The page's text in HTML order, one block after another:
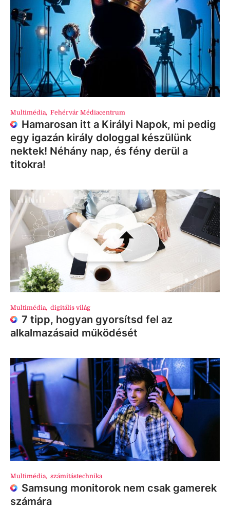
Multimédia, Fehérvár Médiacentrum
Hamarosan itt a Királyi Napok, mi pedig
egy igazán király dologgal készülünk
nektek! Néhány nap, és fény derül a
titokra!
Multimédia, digitális világ
7 tipp, hogyan gyorsítsd fel az
alkalmazásaid működését
Multimédia, számítástechnika
Samsung monitorok nem csak gamerek
számára